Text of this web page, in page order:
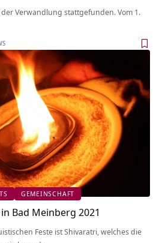
Verwandlung stattgefunden. Vom 1.
GEMEINSCHAFT
Bad Meinberg 2021
Feste ist Shivaratri, welches die